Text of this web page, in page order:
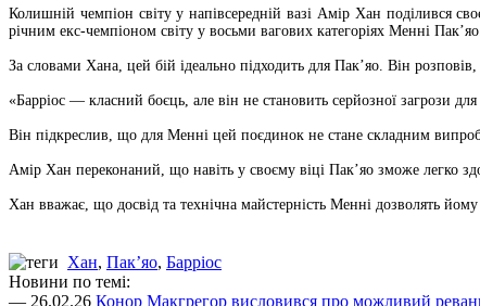
Колишній чемпіон світу у напівсередній вазі Амір Хан поділився
річним екс-чемпіоном світу у восьми вагових категоріях Менні Пак’яо.
За словами Хана, цей бій ідеально підходить для Пак’яо. Він
«Барріос — класний боєць, але він не становить серйозної загрози
Він підкреслив, що для Менні цей поєдинок не стане складним
Амір Хан переконаний, що навіть у своєму віці Пак’яо зможе легко
Хан вважає, що досвід та технічна майстерність Менні дозволять
Хан, Пак’яо, Барріос
Новини по темі:
— 26.02.26 Конор Макгрегор висловився про можливий